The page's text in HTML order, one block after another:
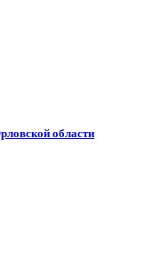
области